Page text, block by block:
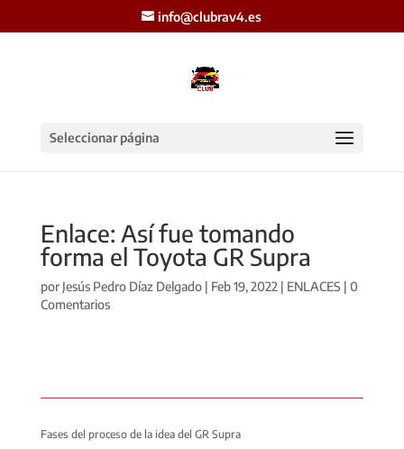
info@clubrav4.es
Seleccionar página
Enlace: Así fue tomando
forma el Toyota GR Supra
por Jesús Pedro Díaz Delgado| Feb 19, 2022| ENLACES | 0
Comentarios
Fases del proceso de la idea del GR Supra